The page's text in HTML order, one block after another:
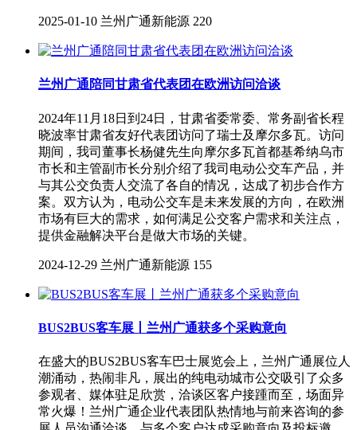
2025-01-10 兰州广通新能源 220
兰州广通陪同甘肃省代表团在欧洲访问洽谈
2024年11月18日到24日，甘肃省委常委、常务副省长程
晓波率甘肃省友好代表团访问了瑞士及摩尔多瓦。访问
期间，我司董事长杨健先生向摩尔多瓦首都基希纳乌市
市长和主管副市长分别介绍了我司电动公交车产品，并
与其公交负责人交流了各自的情况，达成了初步合作方
案。双方认为，电动公交车是未来发展的方向，在欧洲
市场有巨大的需求，如何满足公交客户需求和关注点，
提供金融解决平台是做大市场的关键。
2024-12-29 兰州广通新能源 155
BUS2BUS客车展丨兰州广通获多个采购意向
在盛大的BUS2BUS客车巴士展览会上，兰州广通展位人
潮涌动，热闹非凡，展出的纯电动城市公交吸引了众多
参观者、媒体驻足欣赏，洽谈区客户接踵而至，场面异
常火爆！兰州广通企业代表团队热情地与前来咨询的参